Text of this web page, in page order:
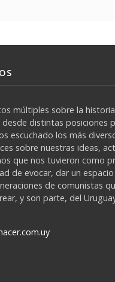
múltiples sobre la
distintas posiciones
escuchado los más
sobre nuestras ideas,
que nos tuvieron como
de evocar, dar un
de comunistas
y son parte, del